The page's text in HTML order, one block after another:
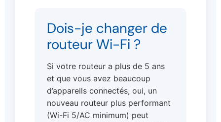
Dois-je changer de
routeur Wi-Fi ?
Si votre routeur a plus de 5 ans
et que vous avez beaucoup
d’appareils connectés, oui, un
nouveau routeur plus performant
(Wi-Fi 5/AC minimum) peut